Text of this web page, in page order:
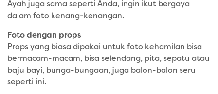
Ayah juga sama seperti Anda, ingin ikut bergaya
dalam foto kenang-kenangan.
Foto dengan props
Props yang biasa dipakai untuk foto kehamilan bisa
bermacam-macam, bisa selendang, pita, sepatu atau
baju bayi, bunga-bungaan, juga balon-balon seru
seperti ini.